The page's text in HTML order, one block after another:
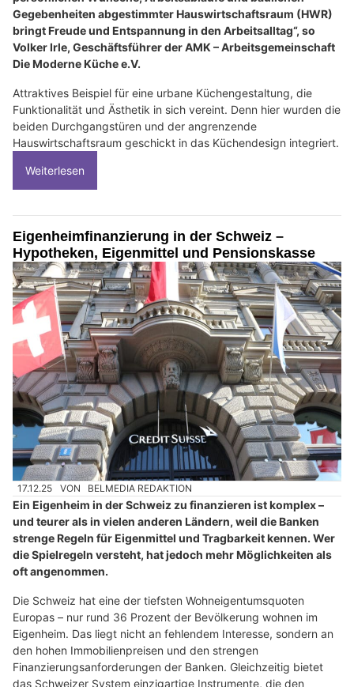
Gegebenheiten abgestimmter Hauswirtschaftsraum (HWR)
bringt Freude und Entspannung in den Arbeitsalltag“, so
Volker Irle, Geschäftsführer der AMK – Arbeitsgemeinschaft
Die Moderne Küche e.V.
Attraktives Beispiel für eine urbane Küchengestaltung, die
Funktionalität und Ästhetik in sich vereint. Denn hier wurden die
beiden Durchgangstüren und der angrenzende
Hauswirtschaftsraum geschickt in das Küchendesign integriert.
Weiterlesen
Eigenheimfinanzierung in der Schweiz –
Hypotheken, Eigenmittel und Pensionskasse
17.12.25 VON BELMEDIA REDAKTION
Ein Eigenheim in der Schweiz zu finanzieren ist komplex –
und teurer als in vielen anderen Ländern, weil die Banken
strenge Regeln für Eigenmittel und Tragbarkeit kennen. Wer
die Spielregeln versteht, hat jedoch mehr Möglichkeiten als
oft angenommen.
Die Schweiz hat eine der tiefsten Wohneigentumsquoten
Europas – nur rund 36 Prozent der Bevölkerung wohnen im
Eigenheim. Das liegt nicht an fehlendem Interesse, sondern an
den hohen Immobilienpreisen und den strengen
Finanzierungsanforderungen der Banken. Gleichzeitig bietet
das Schweizer System einzigartige Instrumente, die den